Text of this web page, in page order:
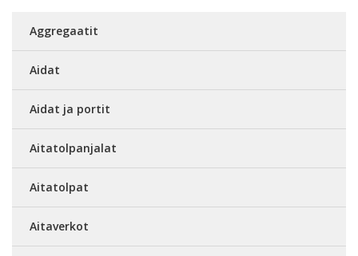
Aggregaatit
Aidat
Aidat ja portit
Aitatolpanjalat
Aitatolpat
Aitaverkot